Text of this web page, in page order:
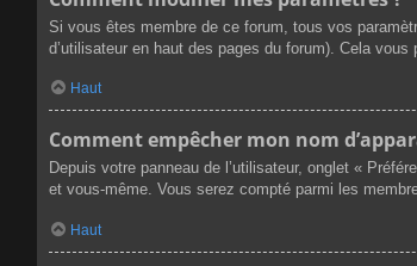
Si vous êtes membre de ce forum, tous vos
d’utilisateur en haut des pages du forum). Cela
Haut
Comment empêcher mon nom
Depuis votre panneau de l’utilisateur, onglet «
et vous-même. Vous serez compté parmi les
Haut